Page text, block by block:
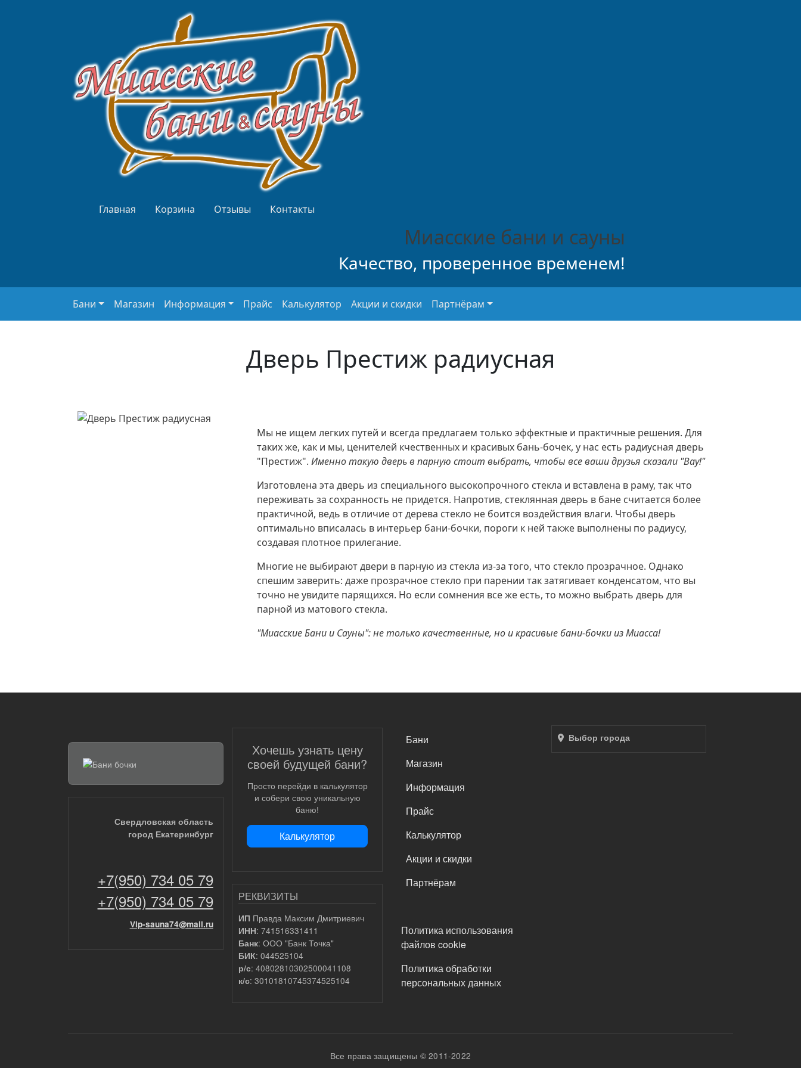
Верхнее меню
Главная Корзина Отзывы Контакты
Миасские бани и сауны
Качество, проверенное временем!
Основная навигация
Бани Магазин Информация Прайс Калькулятор Акции и скидки Партнёрам
Дверь Престиж радиусная
Мы не ищем легких путей и всегда предлагаем только эффектные и практичные решения. Для
таких же, как и мы, ценителей кчественных и красивых бань-бочек, у нас есть радиусная дверь
"Престиж". Именно такую дверь в парную стоит выбрать, чтобы все ваши друзья сказали "Вау!"
Изготовлена эта дверь из специального высокопрочного стекла и вставлена в раму, так что
переживать за сохранность не придется. Напротив, стеклянная дверь в бане считается более
практичной, ведь в отличие от дерева стекло не боится воздействия влаги. Чтобы дверь
оптимально вписалась в интерьер бани-бочки, пороги к ней также выполнены по радиусу,
создавая плотное прилегание.
Многие не выбирают двери в парную из стекла из-за того, что стекло прозрачное. Однако
спешим заверить: даже прозрачное стекло при парении так затягивает конденсатом, что вы
точно не увидите парящихся. Но если сомнения все же есть, то можно выбрать дверь для
парной из матового стекла.
"Миасские Бани и Сауны": не только качественные, но и красивые бани-бочки из Миасса!
Свердловская область
город Екатеринбург
+7(950) 734 05 79
+7(950) 734 05 79
Vip-sauna74@mail.ru
Хочешь узнать цену
своей будущей бани?
Просто перейди в калькулятор
и собери свою уникальную
баню!
Калькулятор
РЕКВИЗИТЫ
ИП Правда Максим Дмитриевич
ИНН: 741516331411
Банк: ООО "Банк Точка"
БИК: 044525104
р/с: 40802810302500041108
к/с: 30101810745374525104
САМОЕ ВАЖНОЕ
Бани
Магазин
Информация
Прайс
Калькулятор
Акции и скидки
Партнёрам
ПОДВАЛ
Политика использования
файлов cookie
Политика обработки
персональных данных
Выбор города
Все права защищены © 2011-2022